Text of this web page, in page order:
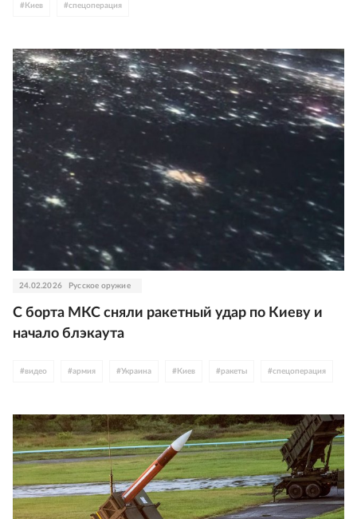
# Киев #спецоперация
24.02.2026 Русское оружие
С борта МКС сняли ракетный удар по Киеву и
начало блэкаута
#видео #армия #Украина # Киев #ракеты #спецоперация